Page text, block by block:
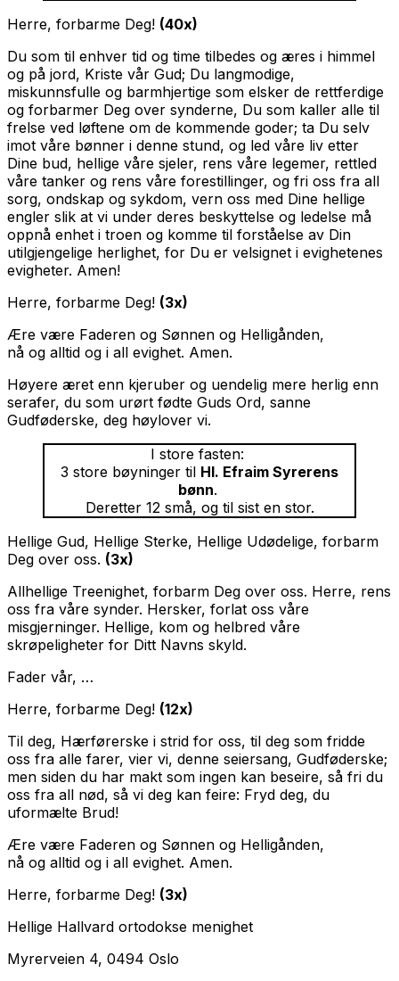
Herre, forbarme Deg! (40x)
Du som til enhver tid og time tilbedes og æres i himmel
og på jord, Kriste vår Gud; Du langmodige,
miskunnsfulle og barmhjertige som elsker de rettferdige
og forbarmer Deg over synderne, Du som kaller alle til
frelse ved løftene om de kommende goder; ta Du selv
imot våre bønner i denne stund, og led våre liv etter
Dine bud, hellige våre sjeler, rens våre legemer, rettled
våre tanker og rens våre forestillinger, og fri oss fra all
sorg, ondskap og sykdom, vern oss med Dine hellige
engler slik at vi under deres beskyttelse og ledelse må
oppnå enhet i troen og komme til forståelse av Din
utilgjengelige herlighet, for Du er velsignet i evighetenes
evigheter. Amen!
Herre, forbarme Deg! (3x)
Ære være Faderen og Sønnen og Helligånden,
nå og alltid og i all evighet. Amen.
Høyere æret enn kjeruber og uendelig mere herlig enn
serafer, du som urørt fødte Guds Ord, sanne
Gudføderske, deg høylover vi.
I store fasten:
3 store bøyninger til Hl. Efraim Syrerens
bønn.
Deretter 12 små, og til sist en stor.
Hellige Gud, Hellige Sterke, Hellige Udødelige, forbarm
Deg over oss. (3x)
Allhellige Treenighet, forbarm Deg over oss. Herre, rens
oss fra våre synder. Hersker, forlat oss våre
misgjerninger. Hellige, kom og helbred våre
skrøpeligheter for Ditt Navns skyld.
Fader vår, …
Herre, forbarme Deg! (12x)
Til deg, Hærførerske i strid for oss, til deg som fridde
oss fra alle farer, vier vi, denne seiersang, Gudføderske;
men siden du har makt som ingen kan beseire, så fri du
oss fra all nød, så vi deg kan feire: Fryd deg, du
uformælte Brud!
Ære være Faderen og Sønnen og Helligånden,
nå og alltid og i all evighet. Amen.
Herre, forbarme Deg! (3x)
Hellige Hallvard ortodokse menighet
Myrerveien 4, 0494 Oslo